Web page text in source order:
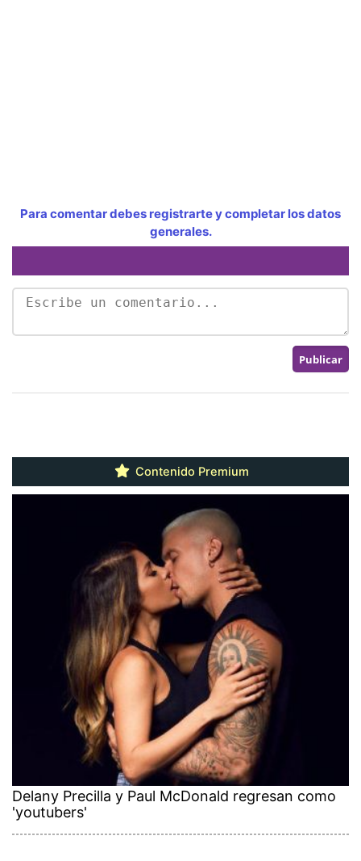
Para comentar debes registrarte y completar los datos
generales.
Contenido Premium
Delany Precilla y Paul McDonald regresan como
'youtubers'